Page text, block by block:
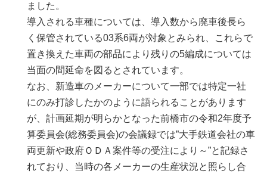
ました。
導入される車種については、導入数から廃車後長ら
く保管されている03系6両が対象とみられ、これらで
置き換えた車両の部品により残りの5編成については
当面の間延命を図るとされています。
なお、新造車のメーカーについて一部では特定一社
にのみ打診したかのように語られることがあります
が、計画延期が明らかとなった前橋市の令和2年度予
算委員会(総務委員会)の会議録では”大手鉄道会社の車
両更新や政府ＯＤＡ案件等の受注により～”と記録さ
れており、当時の各メーカーの生産状況と照らし合